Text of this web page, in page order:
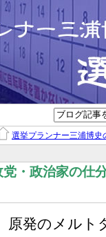
選挙プランナー三浦博史
・政治家の仕
原発のメルト